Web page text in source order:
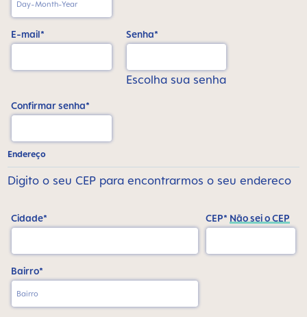
E-mail* Senha*
Escolha sua senha
Confirmar senha*
Endereço
Digito o seu CEP para encontrarmos o seu endereco
Cidade* CEP* Não sei o CEP
Bairro*